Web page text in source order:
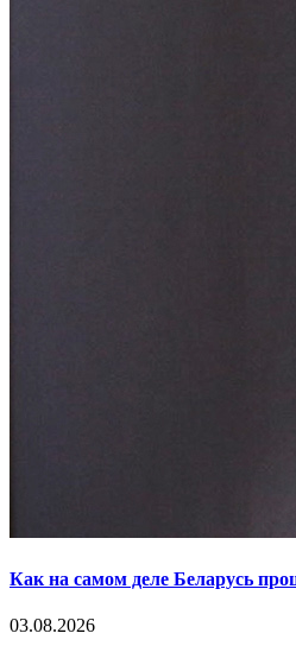
Как на самом деле Беларусь
03.08.2026